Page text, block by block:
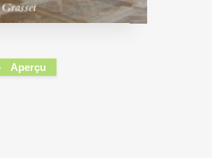
Aperçu